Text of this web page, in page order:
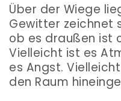
Über der Wiege
Gewitter zeichnet
ob es draußen ist
Vielleicht ist es
es Angst.
den Raum